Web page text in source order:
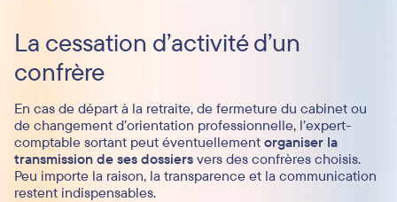
La cessation d’activité d’un
confrère
En cas de départ à la retraite, de fermeture du cabinet ou
de changement d’orientation professionnelle, l’expert-
comptable sortant peut éventuellement organiser la
transmission de ses dossiers vers des confrères choisis.
Peu importe la raison, la transparence et la communication
restent indispensables.